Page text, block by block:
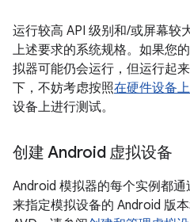
运行较高 API 级别和/或屏幕较
上述要求的系统规格。如果您
拟器可能仍会运行，但运行起
下，不妨考虑按照在硬件设备
设备上进行测试。
创建 Android 虚拟设备
Android 模拟器的每个实例都
来指定模拟设备的 Android 版本